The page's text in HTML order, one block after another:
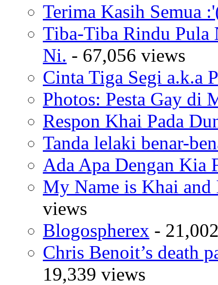
Terima Kasih Semua
Tiba-Tiba Rindu Pula
Ni. - 67,056 views
Cinta Tiga Segi a.k.a
Photos: Pesta Gay di
Respon Khai Pada
Tanda lelaki benar-
Ada Apa Dengan Kia
My Name is Khai and
views
Blogospherex -
Chris Benoit’s death
19,339 views